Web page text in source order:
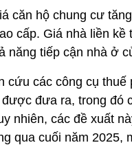
căn hộ chung cư
cấp. Giá nhà liền
năng tiếp cận nhà ở
các công cụ thuế
đưa ra, trong đó
nhiên, các đề xuất
qua cuối năm 2025,